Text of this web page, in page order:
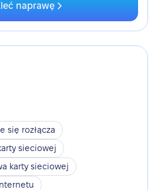
naprawę
się rozłącza
sieciowej
karty sieciowej